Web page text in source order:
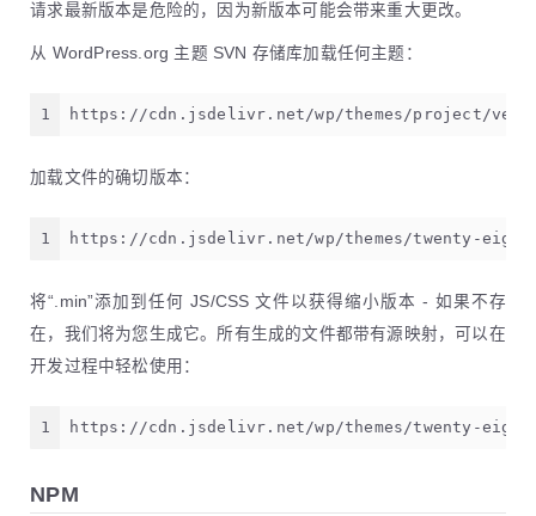
请求最新版本是危险的，因为新版本可能会带来重大更改。
从 WordPress.org 主题 SVN 存储库加载任何主题：
1 https://cdn.jsdelivr.net/wp/themes/project/
加载文件的确切版本：
1 https://cdn.jsdelivr.net/wp/themes/twenty-
将“.min”添加到任何 JS/CSS 文件以获得缩小版本 - 如果不存
在，我们将为您生成它。所有生成的文件都带有源映射，可以在
开发过程中轻松使用：
1 https://cdn.jsdelivr.net/wp/themes/twenty-
NPM